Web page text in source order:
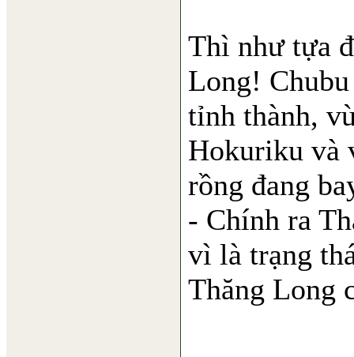
Thì như tựa
Long!
tỉnh thành,
Hokuriku và
rồng đang
- Chính ra
vì là trạng
Thăng Long